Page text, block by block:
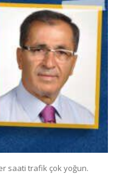
saati trafik çok yoğun.